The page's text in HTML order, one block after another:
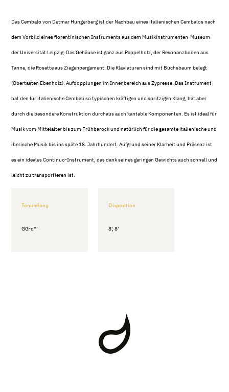
Das Cembalo von Detmar Hungerberg ist der Nachbau eines italienischen Cembalos nach
dem Vorbild eines florentinischen Instruments aus dem Musikinstrumenten-Museum
der Universität Leipzig. Das Gehäuse ist ganz aus Pappelholz, der Resonanzboden aus
Tanne, die Rosette aus Ziegenpergament. Die Klaviaturen sind mit Buchsbaum belegt
(Obertasten Ebenholz). Aufdopplungen im Innenbereich aus Zypresse. Das Instrument
hat den für italienische Cembali so typischen kräftigen und spritzigen Klang, hat aber
durch die besondere Konstruktion durchaus auch kantable Komponenten. Es ist ideal für
Musik vom Mittelalter bis zum Frühbarock und natürlich für die gesamte italienische und
iberische Musik bis ins späte 18. Jahrhundert. Aufgrund seiner Klarheit und Präsenz ist
es ein ideales Continuo-Instrument, das dank seines geringen Gewichts auch schnell und
leicht zu transportieren ist.
Tonumfang
GG-d“‘
Disposition
8′, 8′